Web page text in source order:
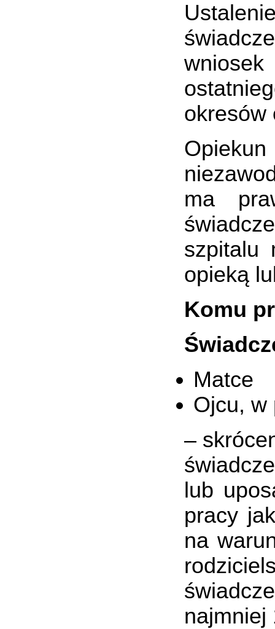
okresów
ma
szpitalu
opieką
Komu
Matce
Ojcu, w
–
lub
pracy
na
najmniej